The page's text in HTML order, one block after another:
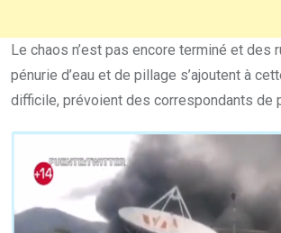
Le chaos n’est pas encore terminé et des
pénurie d’eau et de pillage s’ajoutent à
difficile, prévoient des correspondants de